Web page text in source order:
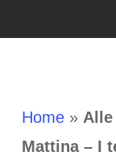
Home»
Mattina – I